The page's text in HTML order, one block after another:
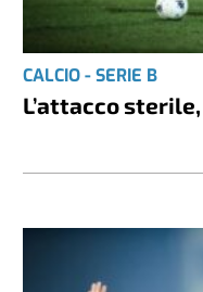
CALCIO - SERIE B
L’attacco